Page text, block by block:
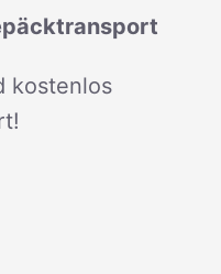
kostenlos